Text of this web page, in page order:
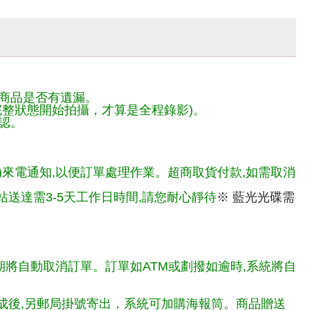
品是否有遺漏。
狀態開始拍攝，才算是全程錄影)。
。
電通知,以便訂單處理作業。超商取貨付款,如需取消
送達需3-5天工作日時間,請您耐心靜待※ 藍光光碟需
自動取消訂單。訂單如ATM或劃撥如逾時,系統將自
,另郵局掛號寄出，系統可加購海報筒。商品贈送